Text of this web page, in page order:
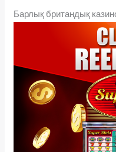
Барлық британдық